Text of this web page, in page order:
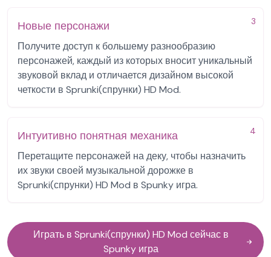
3
Новые персонажи
Получите доступ к большему разнообразию
персонажей, каждый из которых вносит уникальный
звуковой вклад и отличается дизайном высокой
четкости в Sprunki(спрунки) HD Mod.
4
Интуитивно понятная механика
Перетащите персонажей на деку, чтобы назначить
их звуки своей музыкальной дорожке в
Sprunki(спрунки) HD Mod в Spunky игра.
Играть в Sprunki(спрунки) HD Mod сейчас в
Spunky игра